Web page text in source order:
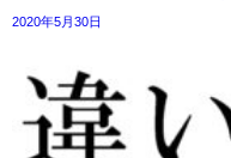
2020年5月30日